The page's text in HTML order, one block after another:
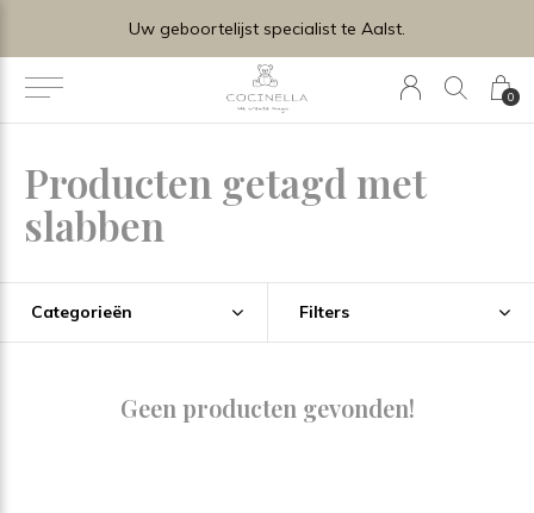
0
specialist te Aalst.
Producten getagd met
slabben
Categorieën Filters
Geen producten gevonden!